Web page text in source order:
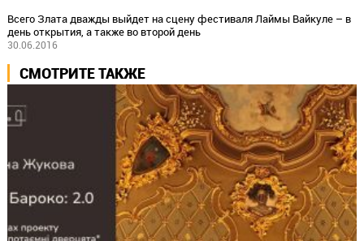
Всего Злата дважды выйдет на сцену фестиваля Лаймы Вайкуле – в
день открытия, а также во второй день
30.06.2016
СМОТРИТЕ ТАКЖЕ